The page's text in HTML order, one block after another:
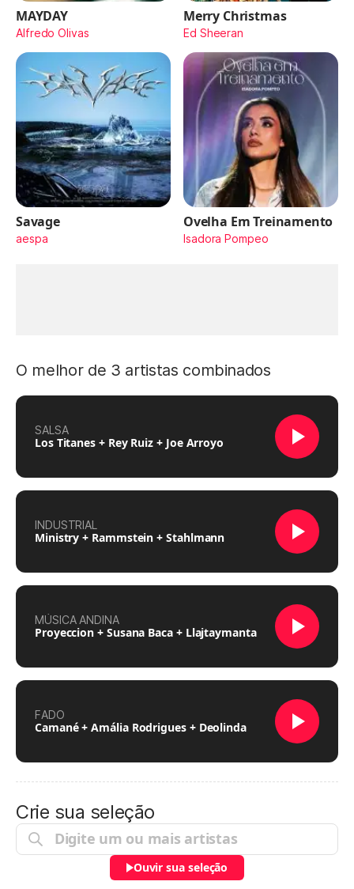
MAYDAY
Alfredo Olivas
Merry Christmas
Ed Sheeran
Savage
aespa
Ovelha Em Treinamento
Isadora Pompeo
O melhor de 3 artistas combinados
SALSA
Los Titanes + Rey Ruiz + Joe Arroyo
INDUSTRIAL
Ministry + Rammstein + Stahlmann
MÚSICA ANDINA
Proyeccion + Susana Baca + Llajtaymanta
FADO
Camané + Amália Rodrigues + Deolinda
Crie sua seleção
Ouvir sua seleção